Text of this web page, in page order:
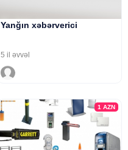
Yanğın xəbərverici
5 il əvvəl
1 AZN